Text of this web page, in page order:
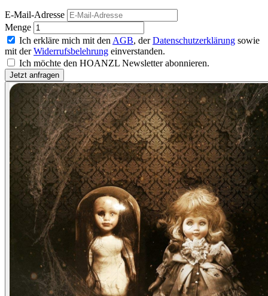
E-Mail-Adresse
Menge
Ich erkläre mich mit den AGB, derDatenschutzerklärung sowie
mit derWiderrufsbelehrung einverstanden.
Ich möchte den HOANZL Newsletter abonnieren.